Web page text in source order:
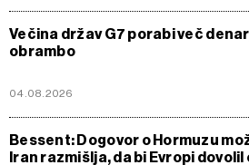
Večina držav G7 porabi več
obrambo
04.08.2026
Bessent: Dogovor o Hormuzu
Iran razmišlja, da bi Evropi